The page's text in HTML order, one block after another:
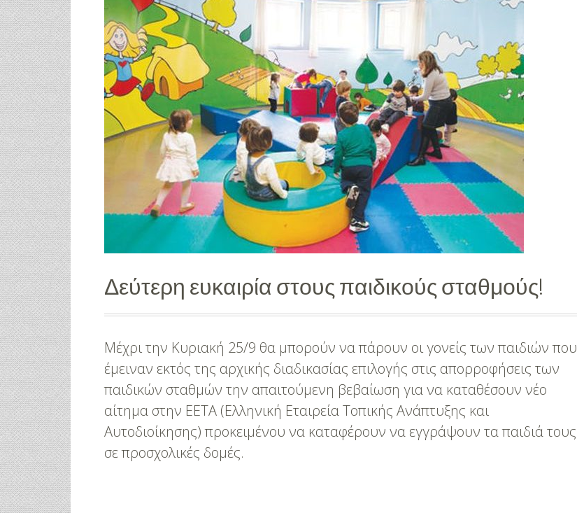
Δεύτερη ευκαιρία στους παιδικούς σταθμούς!
Μέχρι την Κυριακή 25/9 θα μπορούν να πάρουν οι γονείς των παιδιών που
έμειναν εκτός της αρχικής διαδικασίας επιλογής στις απορροφήσεις των
παιδικών σταθμών την απαιτούμενη βεβαίωση για να καταθέσουν νέο
αίτημα στην ΕΕΤΑ (Ελληνική Εταιρεία Τοπικής Ανάπτυξης και
Αυτοδιοίκησης) προκειμένου να καταφέρουν να εγγράψουν τα παιδιά τους
σε προσχολικές δομές.